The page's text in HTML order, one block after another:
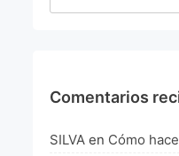
Comentarios
SILVA en Cómo